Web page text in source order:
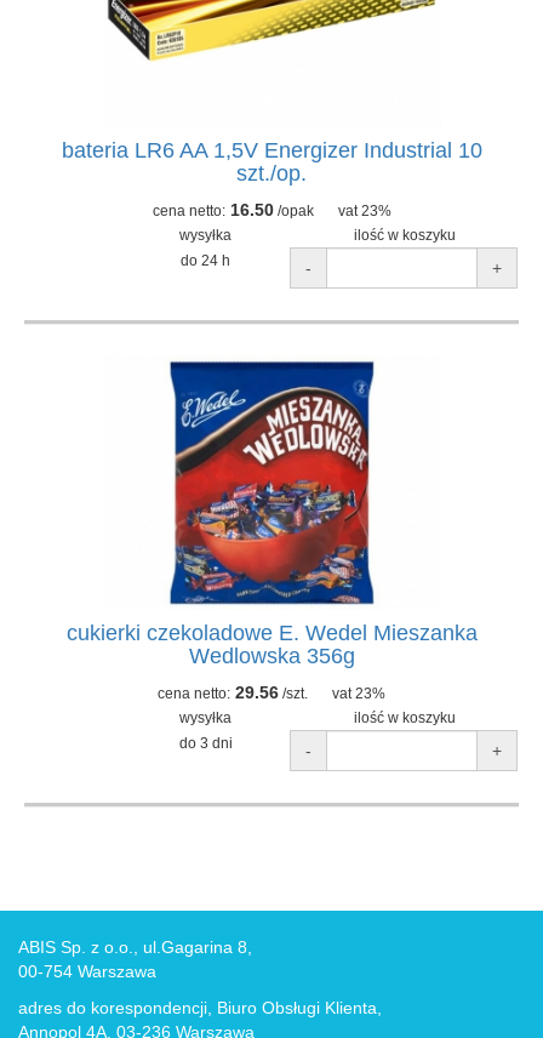
bateria LR6 AA 1,5V Energizer Industrial 10
szt./op.
cena netto: 16.50/opak
vat 23%
wysyłka
ilość w koszyku
do 24 h
- +
cukierki czekoladowe E. Wedel Mieszanka
Wedlowska 356g
cena netto: 29.56 /szt.
vat 23%
wysyłka
ilość w koszyku
do 3 dni
- +
ABIS Sp. z o.o., ul.Gagarina 8,
00-754 Warszawa
adres do korespondencji, Biuro Obsługi Klienta,
Annopol 4A, 03-236 Warszawa